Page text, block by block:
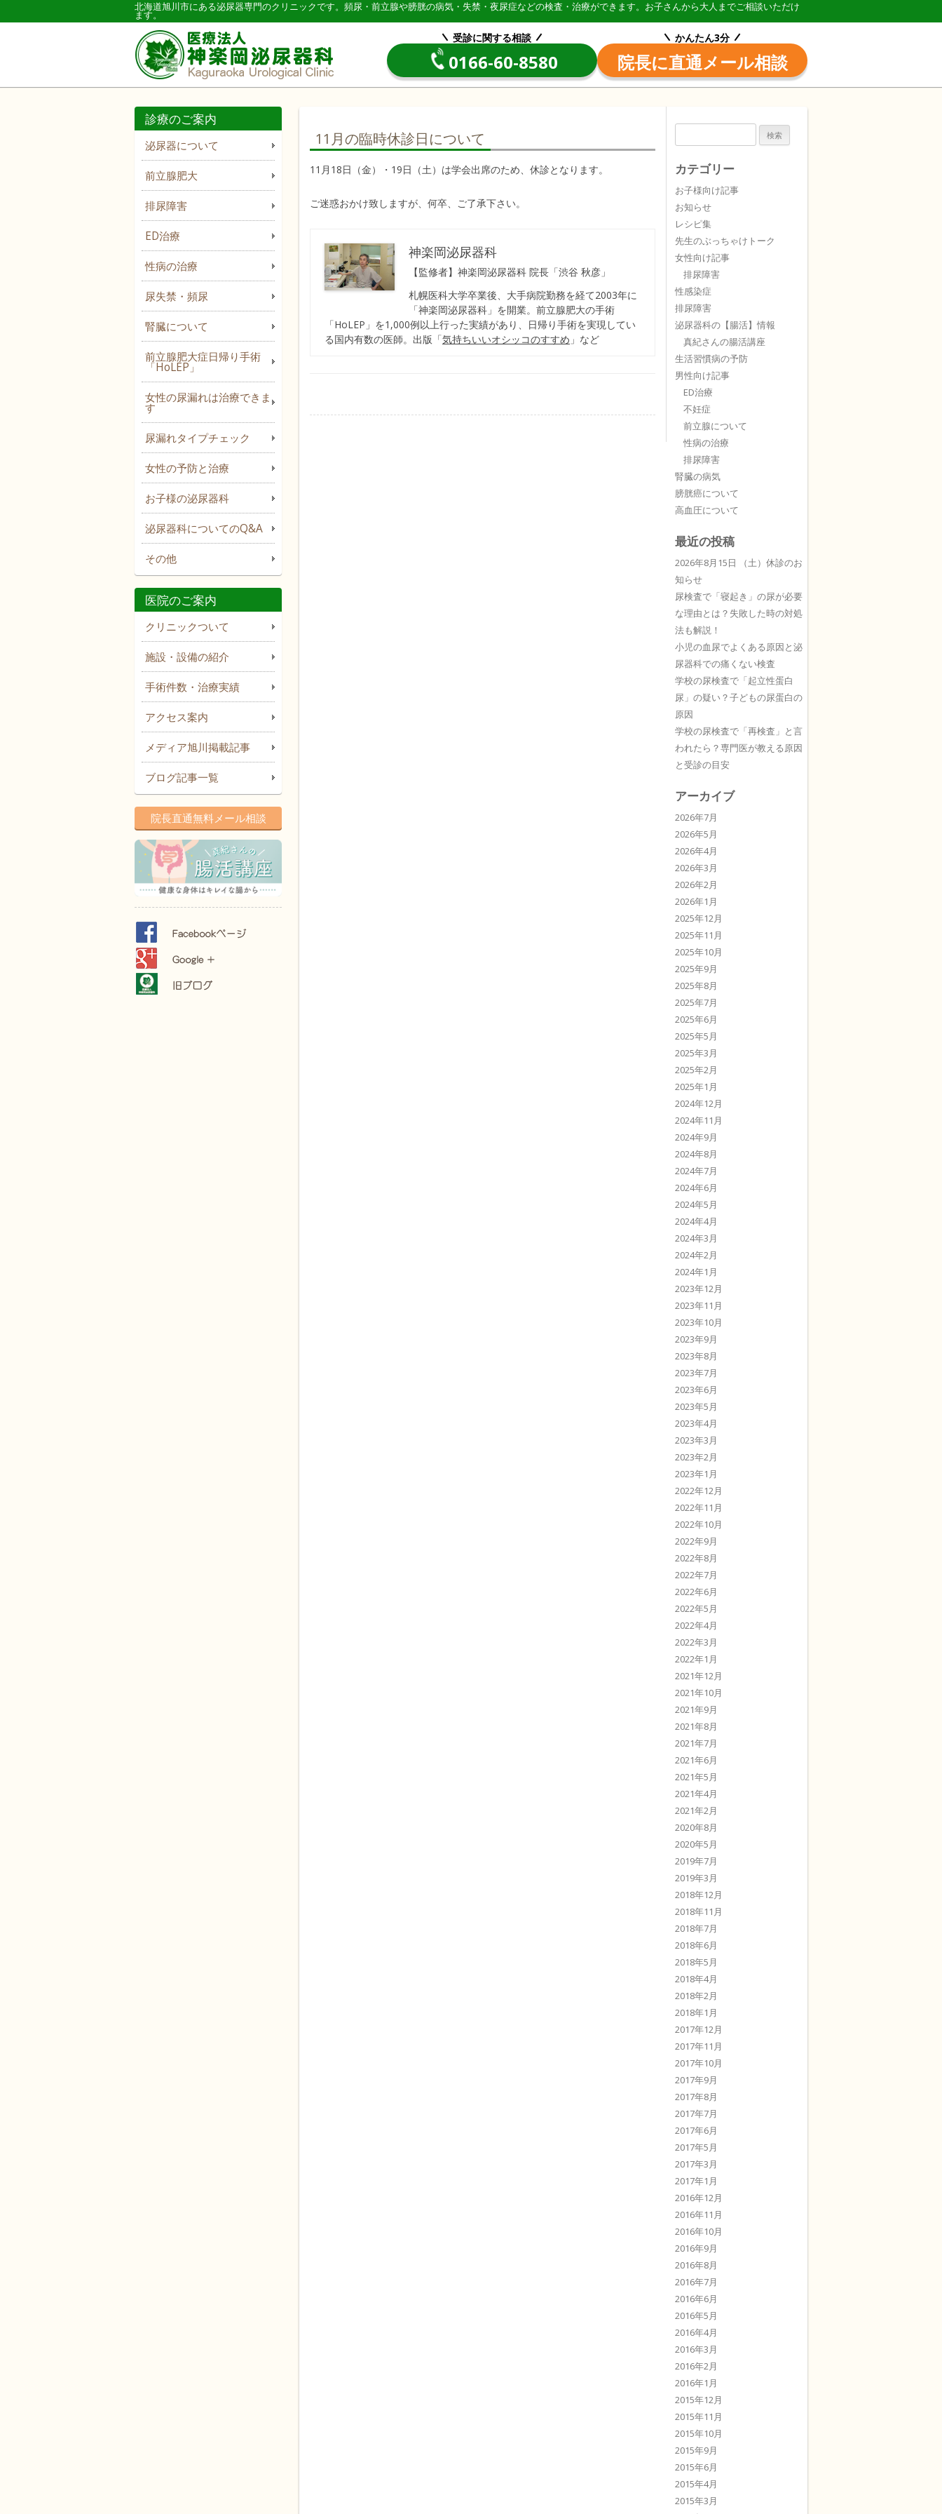
北海道旭川市にある泌尿器専門のクリニックです。頻尿・前立腺や膀胱の病気・失禁・夜尿症などの検査・治療ができます。お子さんから大人までご相談いただけ
ます。
医療法人神楽岡泌尿器科 | 北海道旭川市
受診に関する相談
0166-60-8580
かんたん3分
院長に直通メール相談
診療のご案内
泌尿器について
前立腺肥大
排尿障害
ED治療
性病の治療
尿失禁・頻尿
腎臓について
前立腺肥大症日帰り手術
「HoLEP」
女性の尿漏れは治療できま
す
尿漏れタイプチェック
女性の予防と治療
お子様の泌尿器科
泌尿器科についてのQ&A
その他
医院のご案内
クリニックついて
施設・設備の紹介
手術件数・治療実績
アクセス案内
メディア旭川掲載記事
ブログ記事一覧
院長直通無料メール相談
11月の臨時休診日について
11月18日（金）・19日（土）は学会出席のため、休診となります。
ご迷惑おかけ致しますが、何卒、ご了承下さい。
神楽岡泌尿器科
【監修者】神楽岡泌尿器科 院長「渋谷 秋彦」
札幌医科大学卒業後、大手病院勤務を経て2003年に
「神楽岡泌尿器科」を開業。前立腺肥大の手術
「HoLEP」を1,000例以上行った実績があり、日帰り手術を実現してい
る国内有数の医師。出版「気持ちいいオシッコのすすめ 」など
索:
カテゴリー
お子様向け記事
お知らせ
レシピ集
先生のぶっちゃけトーク
女性向け記事
排尿障害
性感染症
排尿障害
泌尿器科の【腸活】情報
真紀さんの腸活講座
生活習慣病の予防
男性向け記事
ED治療
不妊症
前立腺について
性病の治療
排尿障害
腎臓の病気
膀胱癌について
高血圧について
最近の投稿
2026年8月15日 （土）休診のお
知らせ
尿検査で「寝起き」の尿が必要
な理由とは？失敗した時の対処
法も解説！
小児の血尿でよくある原因と泌
尿器科での痛くない検査
学校の尿検査で「起立性蛋白
尿」の疑い？子どもの尿蛋白の
原因
学校の尿検査で「再検査」と言
われたら？専門医が教える原因
と受診の目安
アーカイブ
2026年7月
2026年5月
2026年4月
2026年3月
2026年2月
2026年1月
2025年12月
2025年11月
2025年10月
2025年9月
2025年8月
2025年7月
2025年6月
2025年5月
2025年3月
2025年2月
2025年1月
2024年12月
2024年11月
2024年9月
2024年8月
2024年7月
2024年6月
2024年5月
2024年4月
2024年3月
2024年2月
2024年1月
2023年12月
2023年11月
2023年10月
2023年9月
2023年8月
2023年7月
2023年6月
2023年5月
2023年4月
2023年3月
2023年2月
2023年1月
2022年12月
2022年11月
2022年10月
2022年9月
2022年8月
2022年7月
2022年6月
2022年5月
2022年4月
2022年3月
2022年1月
2021年12月
2021年10月
2021年9月
2021年8月
2021年7月
2021年6月
2021年5月
2021年4月
2021年2月
2020年8月
2020年5月
2019年7月
2019年3月
2018年12月
2018年11月
2018年7月
2018年6月
2018年5月
2018年4月
2018年2月
2018年1月
2017年12月
2017年11月
2017年10月
2017年9月
2017年8月
2017年7月
2017年6月
2017年5月
2017年3月
2017年1月
2016年12月
2016年11月
2016年10月
2016年9月
2016年8月
2016年7月
2016年6月
2016年5月
2016年4月
2016年3月
2016年2月
2016年1月
2015年12月
2015年11月
2015年10月
2015年9月
2015年6月
2015年4月
2015年3月